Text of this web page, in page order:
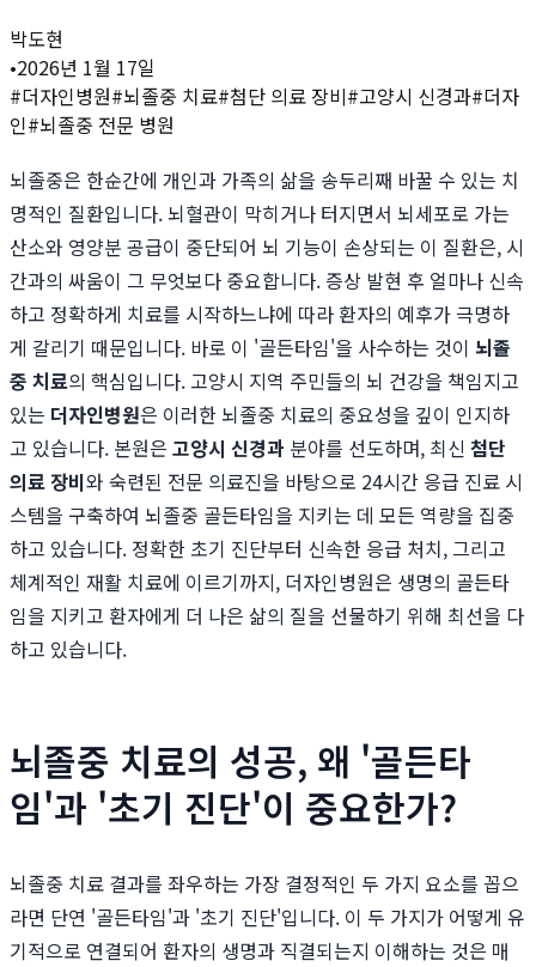
박도현
•2026년 1월 17일
#더자인병원#뇌졸중 치료#첨단 의료 장비#고양시 신경과#더자
인#뇌졸중 전문 병원
뇌졸중은 한순간에 개인과 가족의 삶을 송두리째 바꿀 수 있는 치
명적인 질환입니다. 뇌혈관이 막히거나 터지면서 뇌세포로 가는
산소와 영양분 공급이 중단되어 뇌 기능이 손상되는 이 질환은, 시
간과의 싸움이 그 무엇보다 중요합니다. 증상 발현 후 얼마나 신속
하고 정확하게 치료를 시작하느냐에 따라 환자의 예후가 극명하
게 갈리기 때문입니다. 바로 이 '골든타임'을 사수하는 것이 뇌졸
중 치료의 핵심입니다. 고양시 지역 주민들의 뇌 건강을 책임지고
있는 더자인병원은 이러한 뇌졸중 치료의 중요성을 깊이 인지하
고 있습니다. 본원은 고양시 신경과 분야를 선도하며, 최신 첨단
의료 장비와 숙련된 전문 의료진을 바탕으로 24시간 응급 진료 시
스템을 구축하여 뇌졸중 골든타임을 지키는 데 모든 역량을 집중
하고 있습니다. 정확한 초기 진단부터 신속한 응급 처치, 그리고
체계적인 재활 치료에 이르기까지, 더자인병원은 생명의 골든타
임을 지키고 환자에게 더 나은 삶의 질을 선물하기 위해 최선을 다
하고 있습니다.
뇌졸중 치료의 성공, 왜 '골든타
임'과 '초기 진단'이 중요한가?
뇌졸중 치료 결과를 좌우하는 가장 결정적인 두 가지 요소를 꼽으
라면 단연 '골든타임'과 '초기 진단'입니다. 이 두 가지가 어떻게 유
기적으로 연결되어 환자의 생명과 직결되는지 이해하는 것은 매